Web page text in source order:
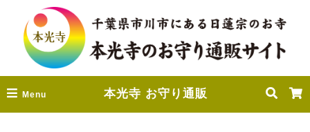
Menu 本光寺 お守り通販